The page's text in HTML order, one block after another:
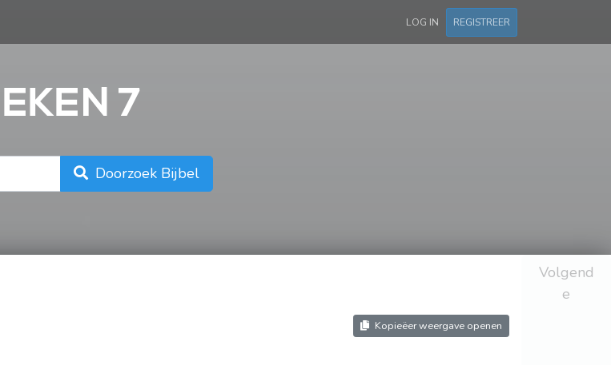
LOG IN REGISTREER
7
Doorzoek Bijbel
Kopieëer weergave openen
Volgend
e